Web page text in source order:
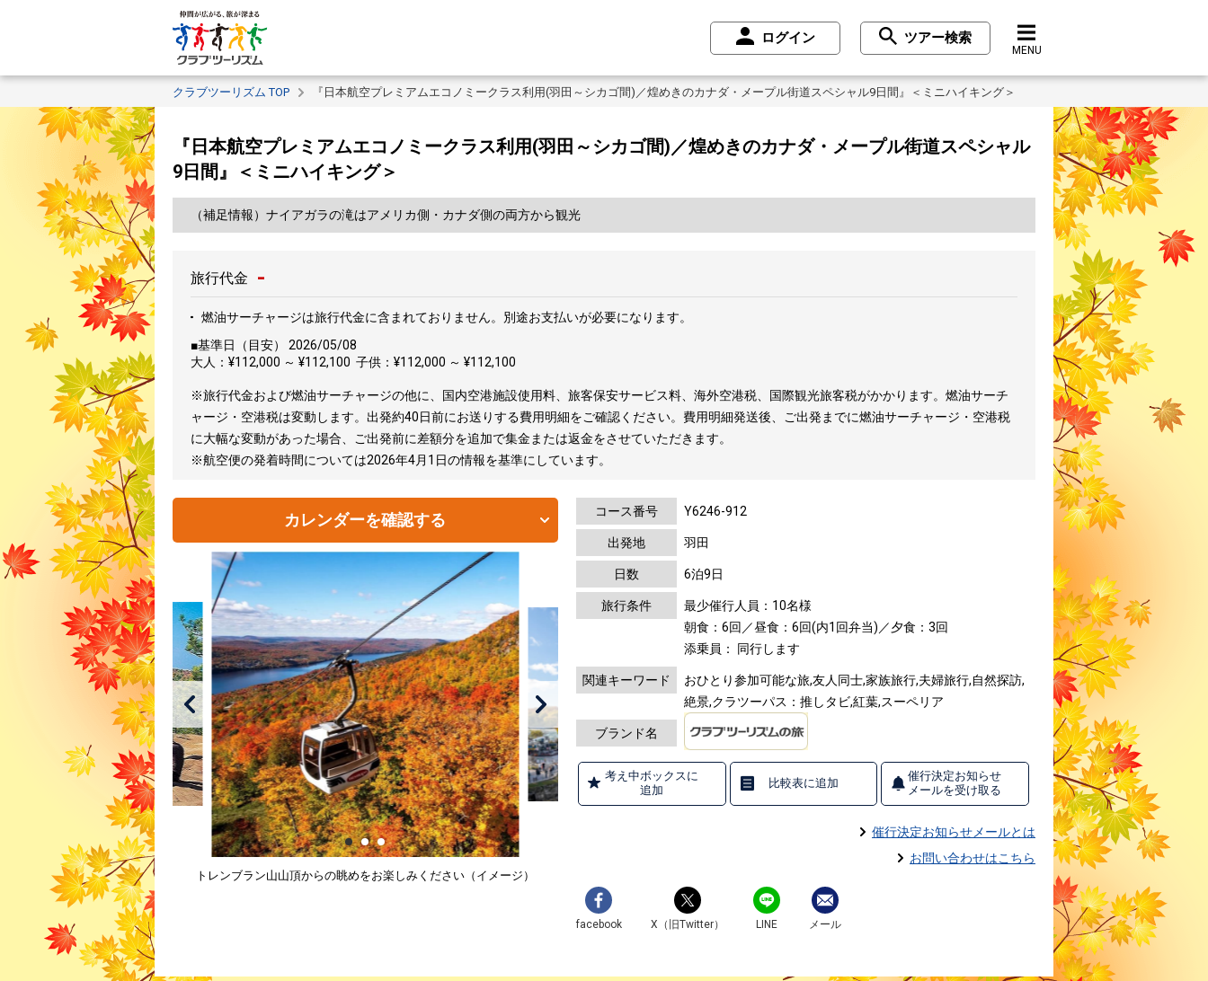
ログイン ツアー検索
MENU
クラブツーリズム TOP 『日本航空プレミアムエコノミークラス利用(羽田～シカゴ間)／煌めきのカナダ・メープル街道スペシャル9日間』＜ミニハイキング＞
『日本航空プレミアムエコノミークラス利用(羽田～シカゴ間)／煌めきのカナダ・メープル街道スペシャル
9日間』＜ミニハイキング＞
（補足情報）ナイアガラの滝はアメリカ側・カナダ側の両方から観光
旅行代金 -
燃油サーチャージは旅行代金に含まれておりません。別途お支払いが必要になります。
■基準日（目安） 2026/05/08
大人：¥112,000 ～ ¥112,100 子供：¥112,000 ～ ¥112,100
※旅行代金および燃油サーチャージの他に、国内空港施設使用料、旅客保安サービス料、海外空港税、国際観光旅客税がかかります。燃油サーチ
ャージ・空港税は変動します。出発約40日前にお送りする費用明細をご確認ください。費用明細発送後、ご出発までに燃油サーチャージ・空港税
に大幅な変動があった場合、ご出発前に差額分を追加で集金または返金をさせていただきます。
※航空便の発着時間については2026年4月1日の情報を基準にしています。
カレンダーを確認する
トレンブラン山山頂からの眺めをお楽しみください（イメージ）
コース番号 Y6246-912
出発地 羽田
日数 6泊9日
旅行条件
最少催行人員：10名様
朝食：6回／昼食：6回(内1回弁当)／夕食：3回
添乗員： 同行します
関連キーワード
おひとり参加可能な旅,友人同士,家族旅行,夫婦旅行,自然探訪,
絶景,クラツーパス：推しタビ,紅葉,スーペリア
ブランド名
考え中ボックスに
追加
比較表に追加
催行決定お知らせ
メールを受け取る
催行決定お知らせメールとは
お問い合わせはこちら
facebook X（旧Twitter） LINE メール